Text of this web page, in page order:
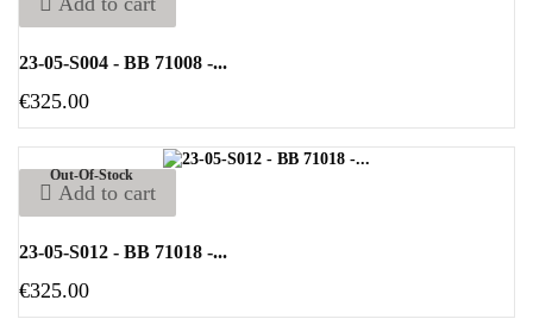
23-05-S004 - BB 71008 -...
€325.00
Out-Of-Stock
Add to cart
23-05-S012 - BB 71018 -...
€325.00